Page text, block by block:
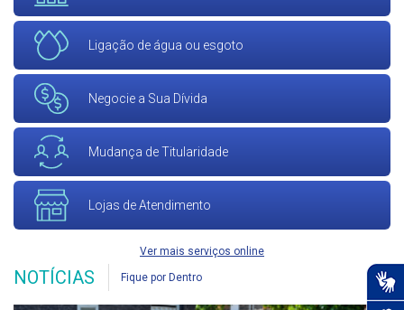
Ligação de água ou esgoto
Negocie a Sua Dívida
Mudança de Titularidade
Lojas de Atendimento
Ver mais serviços online
NOTÍCIAS Fique por Dentro